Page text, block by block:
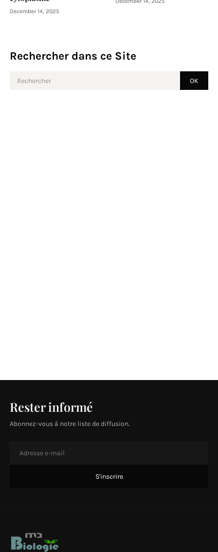
December 14, 2025
Rechercher dans ce Site
Rester informé
Abonnez-vous à notre liste de diffusion.